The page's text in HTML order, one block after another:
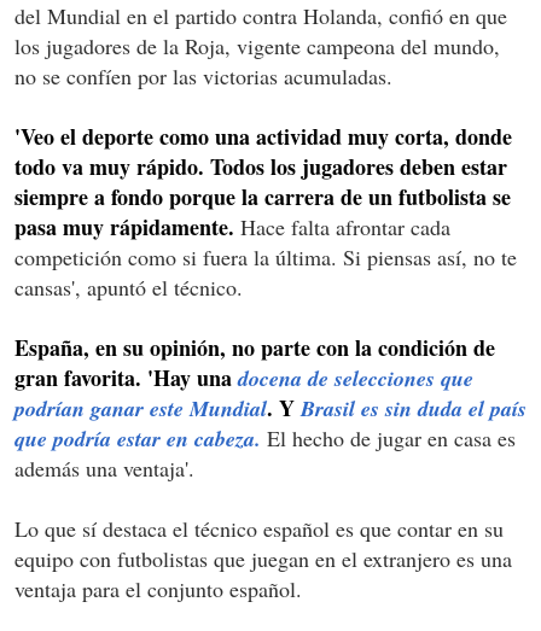
del Mundial en el partido contra Holanda, confió en que
los jugadores de la Roja, vigente campeona del mundo,
no se confíen por las victorias acumuladas.
'Veo el deporte como una actividad muy corta, donde
todo va muy rápido. Todos los jugadores deben estar
siempre a fondo porque la carrera de un futbolista se
pasa muy rápidamente. Hace falta afrontar cada
competición como si fuera la última. Si piensas así, no te
cansas', apuntó el técnico.
España, en su opinión, no parte con la condición de
gran favorita. 'Hay unadocena de selecciones que
podrían ganar este Mundial. YBrasil es sin duda el país
que podría estar en cabeza. El hecho de jugar en casa es
además una ventaja'.
Lo que sí destaca el técnico español es que contar en su
equipo con futbolistas que juegan en el extranjero es una
ventaja para el conjunto español.